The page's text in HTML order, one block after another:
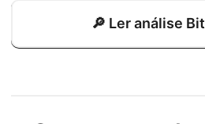
🔎 Ler análise